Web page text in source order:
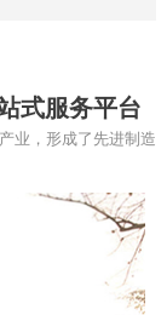
式服务平台
业，形成了先进制造